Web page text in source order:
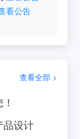
看公告
查看全部 >
品设计